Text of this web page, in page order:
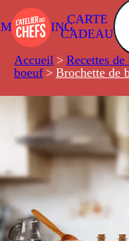
CARTE
CADEAU
Accueil > Recettes
boeuf > Brochette de